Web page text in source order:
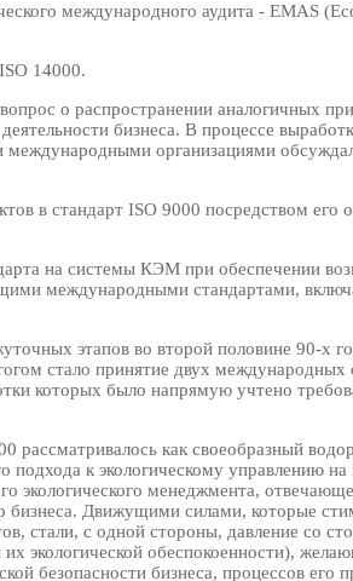
международного аудита - EMAS
14000.
о распространении аналогичных
бизнеса. В процессе
организациями
в стандарт ISO 9000 посредством его
на системы КЭМ при обеспечении
международными стандартами,
этапов во второй половине 90-х
стало принятие двух международных
которых было напрямую учтено
рассматривалось как своеобразный
подхода к экологическому управлению
экологического менеджмента,
бизнеса. Движущими силами, которые
стали, с одной стороны, давление со
их экологической обеспокоенности),
безопасности бизнеса, процессов его